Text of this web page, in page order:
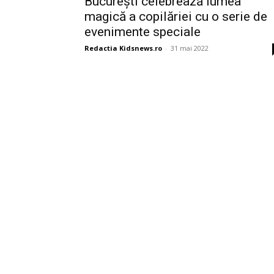
magică a copilăriei cu o serie de
evenimente speciale
Redactia Kidsnews.ro - 31 mai 2022